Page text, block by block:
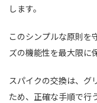
します。
このシンプルな原則を
ズの機能性を最大限に
スパイクの交換は、グ
ため、正確な手順で行